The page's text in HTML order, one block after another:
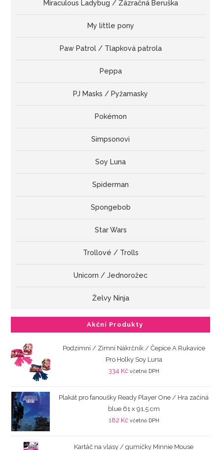
Miraculous Ladybug / Zázračná Beruška
My little pony
Paw Patrol / Tlapková patrola
Peppa
PJ Masks / Pyžamasky
Pokémon
Simpsonovi
Soy Luna
Spiderman
Spongebob
Star Wars
Trollové / Trolls
Unicorn / Jednorožec
Želvy Ninja
Akční Produkty
Podzimní / Zimní Nákrčník / Čepice A Rukavice
Pro Holky Soy Luna
334 Kč včetně DPH
Plakát pro fanoušky Ready Player One / Hra začíná
blue 61 x 91,5 cm
182 Kč včetně DPH
Kartáč na vlasy / gumičky Minnie Mouse